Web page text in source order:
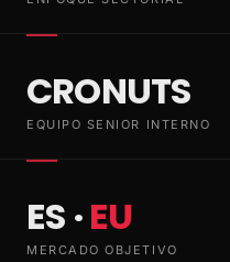
CRONUTS
EQUIPO SENIOR INTERNO
ES ·EU
MERCADO OBJETIVO